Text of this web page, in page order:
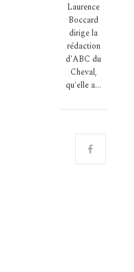
Laurence
Boccard
dirige la
rédaction
d'ABC du
Cheval,
qu'elle a…